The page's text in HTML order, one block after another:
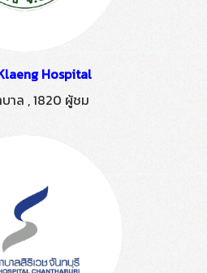
Hospital
าล ,1820 ผู้ชม